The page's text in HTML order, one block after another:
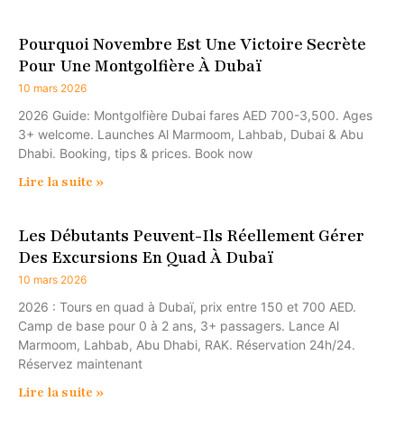
Pourquoi Novembre Est Une Victoire Secrète
Pour Une Montgolfière À Dubaï
10 mars 2026
2026 Guide: Montgolfière Dubai fares AED 700-3,500. Ages
3+ welcome. Launches Al Marmoom, Lahbab, Dubai & Abu
Dhabi. Booking, tips & prices. Book now
Lire la suite »
Les Débutants Peuvent-Ils Réellement Gérer
Des Excursions En Quad À Dubaï
10 mars 2026
2026 : Tours en quad à Dubaï, prix entre 150 et 700 AED.
Camp de base pour 0 à 2 ans, 3+ passagers. Lance Al
Marmoom, Lahbab, Abu Dhabi, RAK. Réservation 24h/24.
Réservez maintenant
Lire la suite »